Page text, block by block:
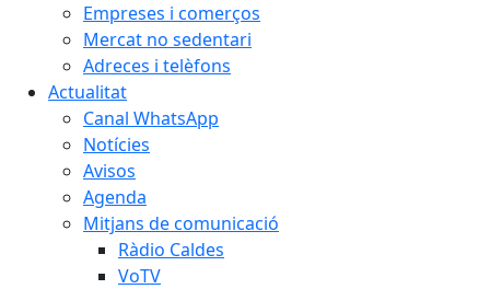
Empreses i comerços
Mercat no sedentari
Adreces i telèfons
Actualitat
Canal WhatsApp
Notícies
Avisos
Agenda
Mitjans de comunicació
Ràdio Caldes
VoTV